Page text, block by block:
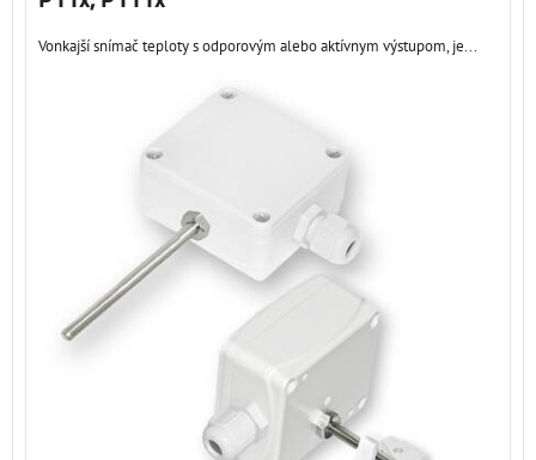
Vonkajší snímač teploty s odporovým alebo aktívnym výstupom, je...